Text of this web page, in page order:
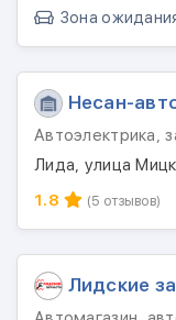
Зона
Несан-
Автоэлектрика,
Лида, улица
1.8
(5 отзывов)
Лидские